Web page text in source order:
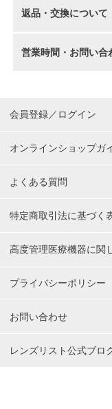
返品・交換について
営業時間・お問い合
会員登録／ログイン
オンラインショップガ
よくある質問
特定商取引法に基づく
高度管理医療機器に関
プライバシーポリシー
お問い合わせ
レンズリスト公式ブロ